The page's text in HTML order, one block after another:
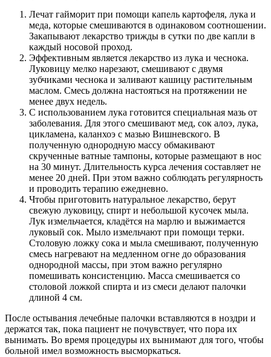
Лечат гайморит при помощи капель картофеля, лука и
меда, которые смешиваются в одинаковом соотношении.
Закапывают лекарство трижды в сутки по две капли в
каждый носовой проход.
Эффективным является лекарство из лука и чеснока.
Луковицу мелко нарезают, смешивают с двумя
зубчиками чеснока и заливают кашицу растительным
маслом. Смесь должна настояться на протяжении не
менее двух недель.
С использованием лука готовится специальная мазь от
заболевания. Для этого смешивают мед, сок алоэ, лука,
цикламена, каланхоэ с мазью Вишневского. В
полученную однородную массу обмакивают
скрученные ватные тампоны, которые размещают в нос
на 30 минут. Длительность курса лечения составляет не
менее 20 дней. При этом важно соблюдать регулярность
и проводить терапию ежедневно.
Чтобы приготовить натуральное лекарство, берут
свежую луковицу, спирт и небольшой кусочек мыла.
Лук измельчается, кладётся на марлю и выжимается
луковый сок. Мыло измельчают при помощи терки.
Столовую ложку сока и мыла смешивают, полученную
смесь нагревают на медленном огне до образования
однородной массы, при этом важно регулярно
помешивать консистенцию. Масса смешивается со
столовой ложкой спирта и из смеси делают палочки
длиной 4 см.
После остывания лечебные палочки вставляются в ноздри и
держатся так, пока пациент не почувствует, что пора их
вынимать. Во время процедуры их вынимают для того, чтобы
больной имел возможность высморкаться.